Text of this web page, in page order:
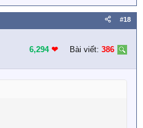
#18
6,294 ❤︎ Bài viết: 386